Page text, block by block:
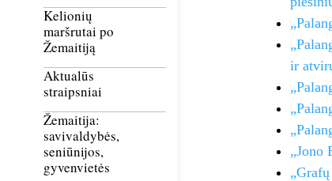
Kelionių
maršrutai po
Žemaitiją
Aktualūs
straipsniai
Žemaitija:
savivaldybės,
seniūnijos,
gyvenvietės
ir
„Jono